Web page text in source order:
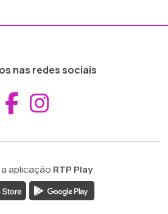
nas redes sociais
Aceder ao
aplicação RTP Play